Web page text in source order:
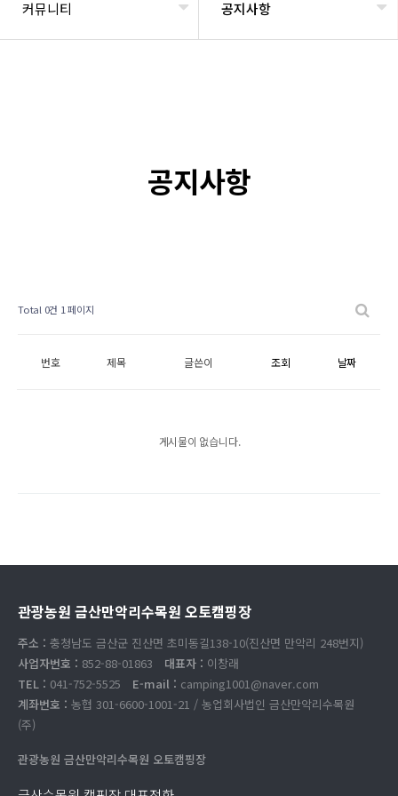
커뮤니티 공지사항
공지사항
Total 0건 1 페이지
번호 제목 글쓴이 조회 날짜
게시물이 없습니다.
관광농원 금산만악리수목원 오토캠핑장
주소 : 충청남도 금산군 진산면 초미동길138-10(진산면 만악리 248번지)
사업자번호 : 852-88-01863 대표자 : 이창래
TEL : 041-752-5525 E-mail : camping1001@naver.com
계좌번호 : 농협 301-6600-1001-21 / 농업회사법인 금산만악리수목원
(주)
관광농원 금산만악리수목원 오토캠핑장